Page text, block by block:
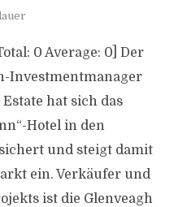
0 Average: 0] Der
Investmentmanager
hat sich das
Hotel in den
und steigt damit
ein. Verkäufer und
ist die Glenveagh